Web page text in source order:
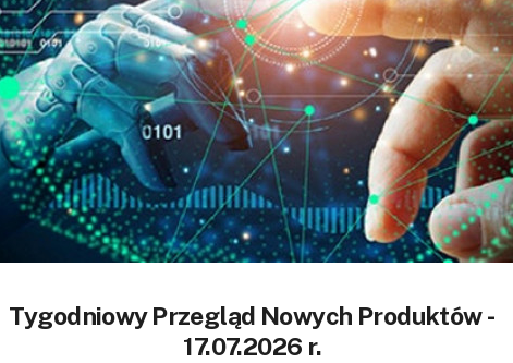
Tygodniowy Przegląd Nowych Produktów -
17.07.2026 r.